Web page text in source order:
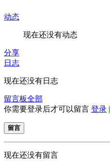
动态
现在还没有动态
分享
日志
现在还没有日志
留言板全部
你需要登录后才可以留言 登录 |
留言
现在还没有留言